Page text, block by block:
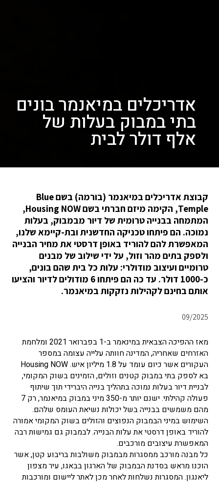
אדריכלים במיאנמר בונים
בתי במבוק בעלות של
אלף דולר לבית
קבוצת אדריכלים במיאנמר (בורמה) בשם Blue
Temple, הקימה מיזם חברתי בשם Housing NOW,
המתמחה בבנייה טרומית של דיור מבמבוק, בעלות
נמוכה. הם פיתחו טכניקה החדשנית ובת-קיימא שלנו,
המאפשרת להם להוריד באופן דרסטי את מחיר הבנייה
ולספק בתים מהר וזול, על ידי שילוב של מבנים
טרומיים ועיצוב מודולרי: עלות כל בית שהם בונים,
כ-1000 דולר. עד כה הם פיתחו 6 מודולים לדיור והציעו
אותם בחינם לקהילות נזקקות במיאנמר.
09/2025
מאז ההפיכה הצבאית במינאמר ב-1 בפברואר 2021 ומלחמת
האזרחים שאחריה, המדינה חוותה עלייה עצומה במספר
העקורים אשר כיום עומד על 1.8 מיליון איש.
Housing NOW
בא לספק בתי במבוק קטנים וזולים, הזמינים בשוק המקומי,
לבניית דיור בעלות נמוכה בתהליך בנייה היברידי תוך שיתוף
פעולה קהילתי.
ישנם יותר מ-350 מיני במבוק במיאנמר, רק 7
מהם משמשים בבנייה בשל יכולות נשיאת העומס שלהם.
השימוש במיני הבמבוק הנפוצים והזולים בשוק המקומי אמורה
להוריד באופן דרסטי את עלות הבנייה.לבמבוק גם גמישות רבה
המאפשרת עיצובים מורכבים.
כל מבנה מורכב ממסגרות מבמבוק משולבות בריבוע קטן, אשר
הוכנו מראש בסדנת הבמבוק של הארגון בבאגו, עיר מצפון
ליאנגון. המסגרות נשלחות לאחר מכן לאתר ליישום ומורכבות